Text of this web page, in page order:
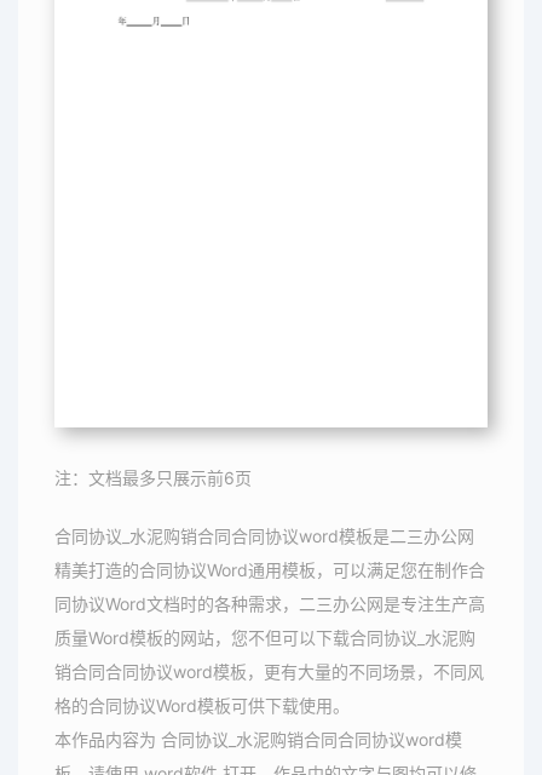
注：文档最多只展示前6页
合同协议_水泥购销合同合同协议word模板是二三办公网
精美打造的合同协议Word通用模板，可以满足您在制作合
同协议Word文档时的各种需求，二三办公网是专注生产高
质量Word模板的网站，您不但可以下载合同协议_水泥购
销合同合同协议word模板，更有大量的不同场景，不同风
格的合同协议Word模板可供下载使用。
本作品内容为 合同协议_水泥购销合同合同协议word模